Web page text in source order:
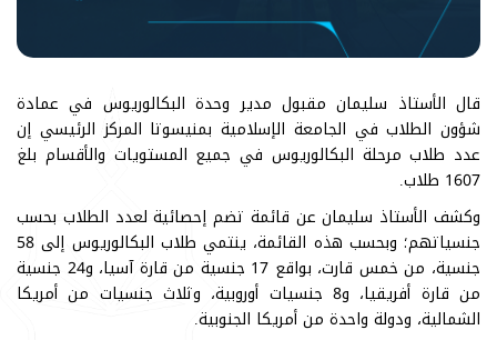
قال الأستاذ سليمان مقبول مدير وحدة البكالوريوس في عمادة
شؤون الطلاب في الجامعة الإسلامية بمنيسوتا المركز الرئيسي إن
عدد طلاب مرحلة البكالوريوس في جميع المستويات والأقسام بلغ
1607 طلاب.
وكشف الأستاذ سليمان عن قائمة تضم إحصائية لعدد الطلاب بحسب
جنسياتهم؛ وبحسب هذه القائمة، ينتمي طلاب البكالوريوس إلى 58
جنسية، من خمس قارت، بواقع 17 جنسية من قارة آسيا، و24 جنسية
من قارة أفريقيا، و8 جنسيات أوروبية، وثلاث جنسيات من أمريكا
الشمالية، ودولة واحدة من أمريكا الجنوبية.